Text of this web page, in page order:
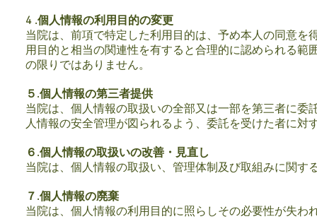
4 .個人情報の利用目的の変更
当院は、前項で特定した利用目的は、予め本人の同意
用目的と相当の関連性を有すると合理的に認められる
の限りではありません。
５.個人情報の第三者提供
当院は、個人情報の取扱いの全部又は一部を第三者に
人情報の安全管理が図られるよう、委託を受けた者に対
６.個人情報の取扱いの改善・見直し
当院は、個人情報の取扱い、管理体制及び取組みに関
７.個人情報の廃棄
当院は、個人情報の利用目的に照らしその必要性が失